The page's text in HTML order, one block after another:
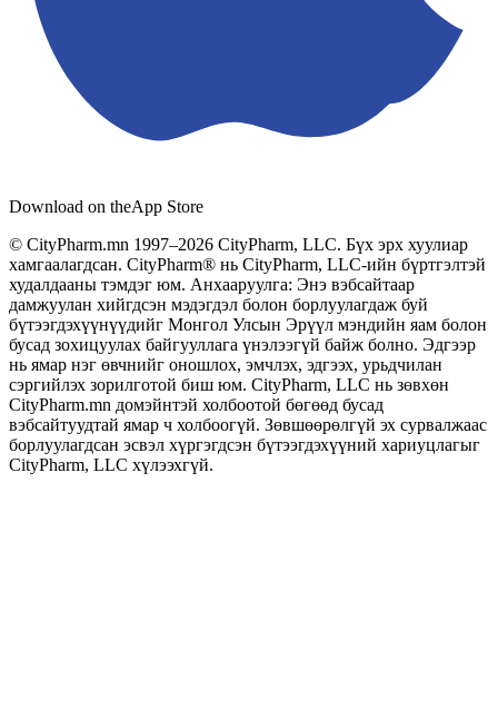
Download on theApp Store
© CityPharm.mn 1997–2026 CityPharm, LLC. Бүх эрх хуулиар
хамгаалагдсан. CityPharm® нь CityPharm, LLC-ийн бүртгэлтэй
худалдааны тэмдэг юм. Анхааруулга: Энэ вэбсайтаар
дамжуулан хийгдсэн мэдэгдэл болон борлуулагдаж буй
бүтээгдэхүүнүүдийг Монгол Улсын Эрүүл мэндийн яам болон
бусад зохицуулах байгууллага үнэлээгүй байж болно. Эдгээр
нь ямар нэг өвчнийг оношлох, эмчлэх, эдгээх, урьдчилан
сэргийлэх зорилготой биш юм. CityPharm, LLC нь зөвхөн
CityPharm.mn домэйнтэй холбоотой бөгөөд бусад
вэбсайтуудтай ямар ч холбоогүй. Зөвшөөрөлгүй эх сурвалжаас
борлуулагдсан эсвэл хүргэгдсэн бүтээгдэхүүний хариуцлагыг
CityPharm, LLC хүлээхгүй.